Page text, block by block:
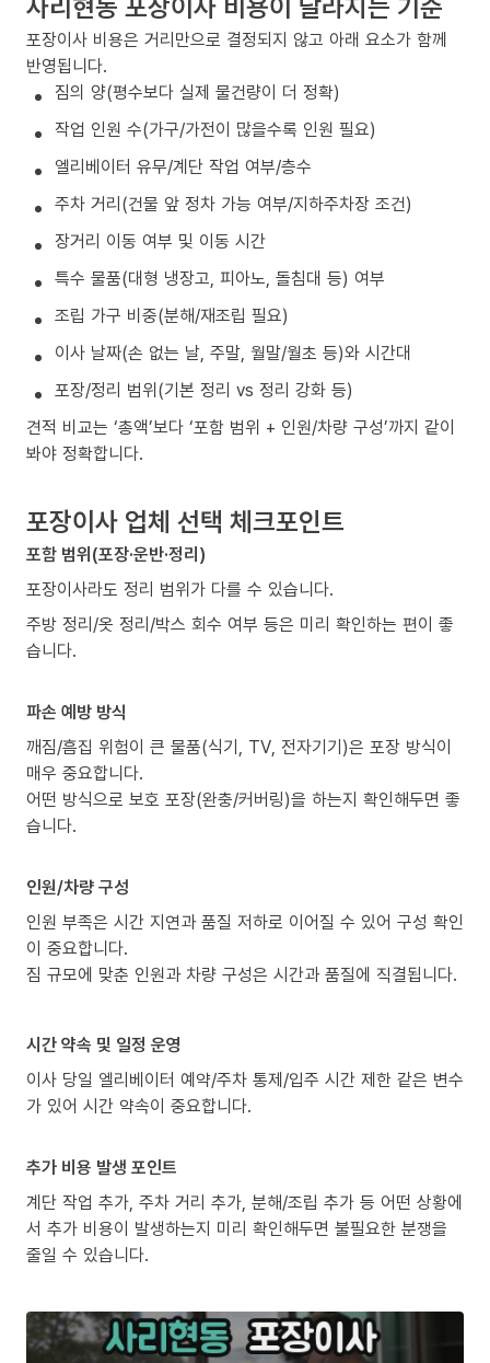
포장이사 비용은 거리만으로 결정되지 않고 아래 요소가 함께
반영됩니다.
짐의 양(평수보다 실제 물건량이 더 정확)
작업 인원 수(가구/가전이 많을수록 인원 필요)
엘리베이터 유무/계단 작업 여부/층수
주차 거리(건물 앞 정차 가능 여부/지하주차장 조건)
장거리 이동 여부 및 이동 시간
특수 물품(대형 냉장고, 피아노, 돌침대 등) 여부
조립 가구 비중(분해/재조립 필요)
이사 날짜(손 없는 날, 주말, 월말/월초 등)와 시간대
포장/정리 범위(기본 정리 vs 정리 강화 등)
견적 비교는 ‘총액’보다 ‘포함 범위 + 인원/차량 구성’까지 같이
봐야 정확합니다.
포장이사 업체 선택 체크포인트
포함 범위(포장·운반·정리)
포장이사라도 정리 범위가 다를 수 있습니다.
주방 정리/옷 정리/박스 회수 여부 등은 미리 확인하는 편이 좋
습니다.
파손 예방 방식
깨짐/흠집 위험이 큰 물품(식기, TV, 전자기기)은 포장 방식이
매우 중요합니다.
어떤 방식으로 보호 포장(완충/커버링)을 하는지 확인해두면 좋
습니다.
인원/차량 구성
인원 부족은 시간 지연과 품질 저하로 이어질 수 있어 구성 확인
이 중요합니다.
짐 규모에 맞춘 인원과 차량 구성은 시간과 품질에 직결됩니다.
시간 약속 및 일정 운영
이사 당일 엘리베이터 예약/주차 통제/입주 시간 제한 같은 변수
가 있어 시간 약속이 중요합니다.
추가 비용 발생 포인트
계단 작업 추가, 주차 거리 추가, 분해/조립 추가 등 어떤 상황에
서 추가 비용이 발생하는지 미리 확인해두면 불필요한 분쟁을
줄일 수 있습니다.